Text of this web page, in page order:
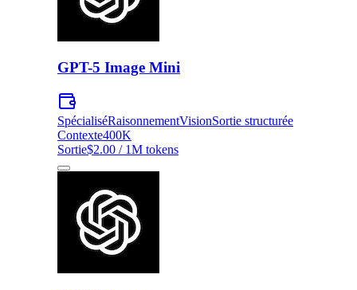
GPT-5 Image Mini
SpécialiséRaisonnementVisionSortie structurée
Contexte400K
Sortie$2.00 / 1M tokens